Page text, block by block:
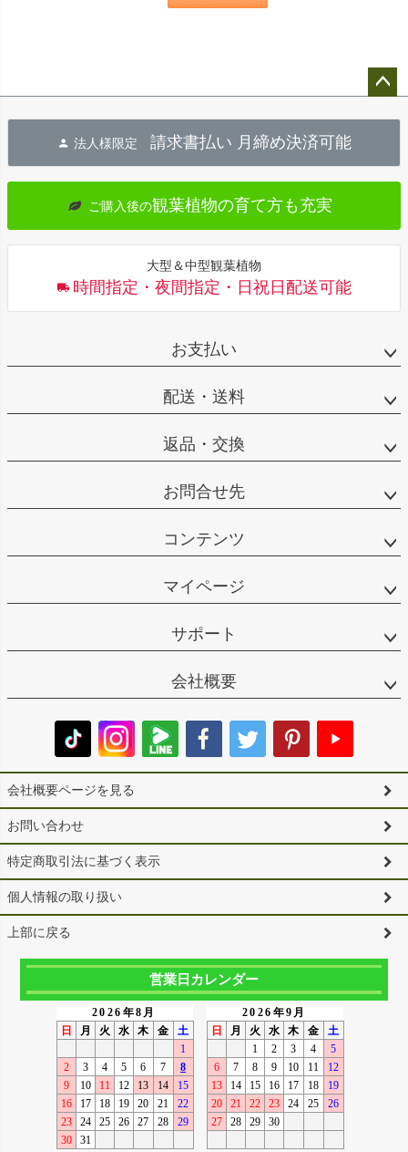
へ
法人様限定 請求書払い 月締め決済可能
ご購入後の観葉植物の育て方も充実
大型＆中型観葉植物
時間指定・夜間指定・日祝日配送可能
お支払い
配送・送料
返品・交換
お問合せ先
コンテンツ
マイページ
サポート
会社概要
会社概要ページを見る
お問い合わせ
特定商取引法に基づく表示
個人情報の取り扱い
上部に戻る
営業日カレンダー